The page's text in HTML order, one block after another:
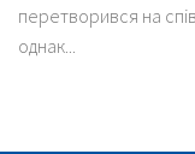
перетворився на
однак...